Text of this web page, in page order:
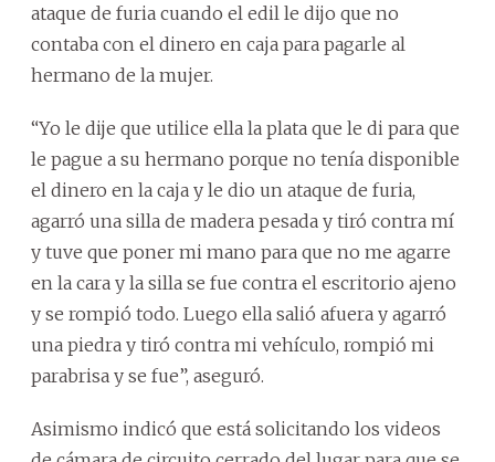
ataque de furia cuando el edil le dijo que no
contaba con el dinero en caja para pagarle al
hermano de la mujer.
“Yo le dije que utilice ella la plata que le di para que
le pague a su hermano porque no tenía disponible
el dinero en la caja y le dio un ataque de furia,
agarró una silla de madera pesada y tiró contra mí
y tuve que poner mi mano para que no me agarre
en la cara y la silla se fue contra el escritorio ajeno
y se rompió todo. Luego ella salió afuera y agarró
una piedra y tiró contra mi vehículo, rompió mi
parabrisa y se fue”, aseguró.
Asimismo indicó que está solicitando los videos